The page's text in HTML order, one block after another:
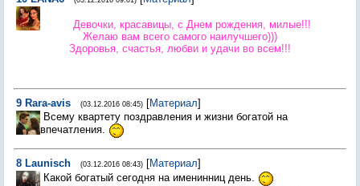
Девочки, красавицы, с Днем рождения, милые!!!
Желаю вам всего самого наилучшего)))
Здоровья, счастья, любви и удачи во всем!!!
9 Rara-avis (03.12.2016 08:45) [Материал]
Всему квартету поздравления и жизни богатой на
впечатления.
8 Launisch (03.12.2016 08:43) [Материал]
Какой богатый сегодня на именинниц день.